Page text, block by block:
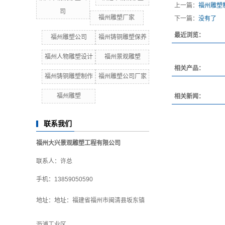
司
福州雕塑厂家
福州雕塑公司 福州铸铜雕塑保养
福州人物雕塑设计 福州景观雕塑
福州铸铜雕塑制作 福州雕塑公司厂家
福州雕塑
联系我们
福州大兴景观雕塑工程有限公司
联系人：许总
手机：13859050590
地址： 地址：福建省福州市闽清县坂东镇
上一篇： 福州雕塑
下一篇： 没有了
最近浏览：
相关产品：
相关新闻：